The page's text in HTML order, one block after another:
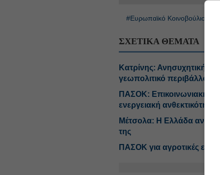
#Ευρωπαϊκό Κοινοβούλιο
ΣΧΕΤΙΚΑ ΘΕΜΑΤΑ
Κατρίνης: Ανησυχητική η
γεωπολιτικό περιβάλλον
ΠΑΣΟΚ: Επικοινωνιακή
ενεργειακή ανθεκτικότητα
Μέτσολα: Η Ελλάδα
της
ΠΑΣΟΚ για αγροτικές